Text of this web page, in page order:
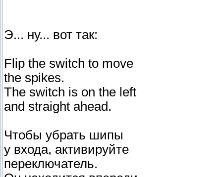
Э... ну... вот так:
Flip the switch to move
the spikes.
The switch is on the left
and straight ahead.
Чтобы убрать шипы
у входа, активируйте
переключатель.